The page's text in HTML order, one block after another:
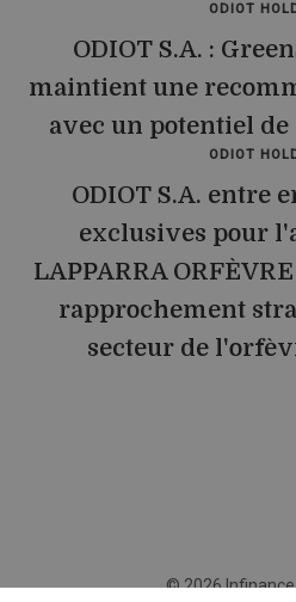
ODIOT
ODIOT S.A. :
maintient une
avec un potentiel de
ODIOT
ODIOT S.A. entre
exclusives pour
LAPPARRA
rapprochement
secteur de
© 2026